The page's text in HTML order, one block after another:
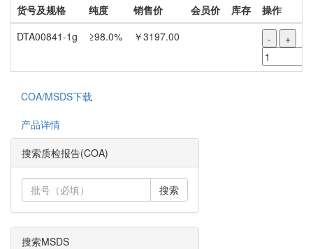
货号及规格 纯度 销售价 会员价 库存
操作
DTA00841-1g
≥98.0% ￥3197.00 - +
COA/MSDS下载
产品详情
搜索质检报告(COA)
搜索
搜索MSDS